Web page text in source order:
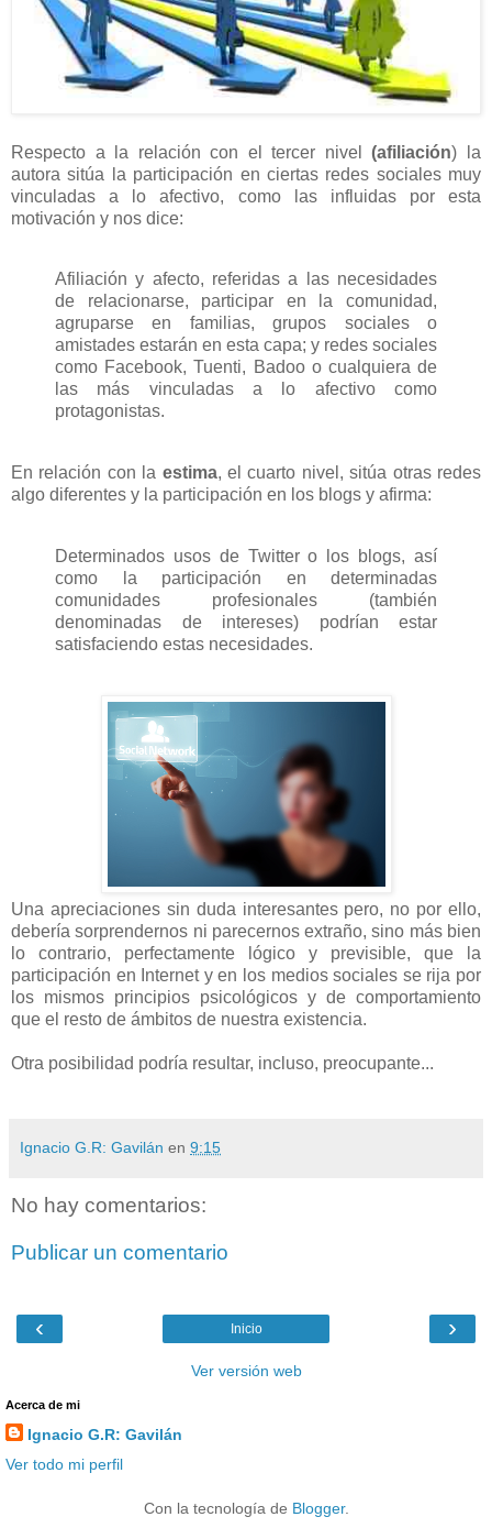
Respecto a la relación con el tercer nivel(afiliación) la
autora sitúa la participación en ciertas redes sociales muy
vinculadas a lo afectivo, como las influidas por esta
motivación y nos dice:
Afiliación y afecto, referidas a las necesidades
de relacionarse, participar en la comunidad,
agruparse en familias, grupos sociales o
amistades estarán en esta capa; y redes sociales
como Facebook, Tuenti, Badoo o cualquiera de
las más vinculadas a lo afectivo como
protagonistas.
En relación con la estima, el cuarto nivel, sitúa otras redes
algo diferentes y la participación en los blogs y afirma:
Determinados usos de Twitter o los blogs, así
como la participación en determinadas
comunidades profesionales (también
denominadas de intereses) podrían estar
satisfaciendo estas necesidades.
Una apreciaciones sin duda interesantes pero, no por ello,
debería sorprendernos ni parecernos extraño, sino más bien
lo contrario, perfectamente lógico y previsible, que la
participación en Internet y en los medios sociales se rija por
los mismos principios psicológicos y de comportamiento
que el resto de ámbitos de nuestra existencia.
Otra posibilidad podría resultar, incluso, preocupante...
Ignacio G.R: Gavilán en 9:15
No hay comentarios:
Publicar un comentario
‹ ›
Inicio
Ver versión web
Acerca de mi
Ignacio G.R: Gavilán
Ver todo mi perfil
Con la tecnología de Blogger.